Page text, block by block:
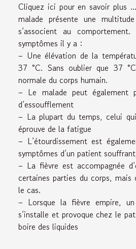
Cliquez ici pour en savoir plus ..
malade présente une
s’associent au
symptômes il y a :
– Une élévation de la
37 °C. Sans oublier que 37
normale du corps humain.
– Le malade peut également
d’essoufflement
– La plupart du temps, celui
éprouve de la fatigue
– L’étourdissement est
symptômes d’un patient
– La fièvre est accompagnée
certaines parties du corps, mais
le cas.
– Lorsque la fièvre empire,
s’installe et provoque chez le
boire des liquides